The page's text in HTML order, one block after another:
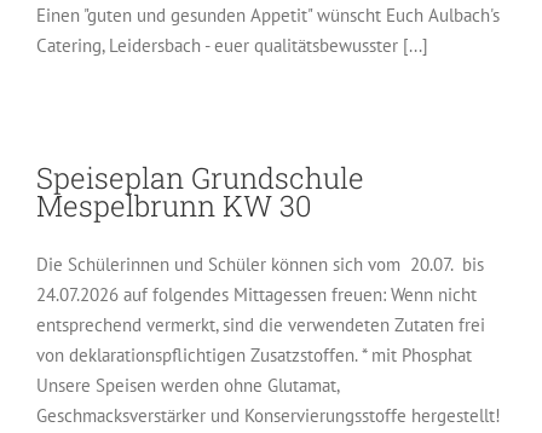
Einen "guten und gesunden Appetit" wünscht Euch Aulbach's
Catering, Leidersbach - euer qualitätsbewusster [...]
Speiseplan Grundschule
Mespelbrunn KW 30
Die Schülerinnen und Schüler können sich vom 20.07. bis
24.07.2026 auf folgendes Mittagessen freuen: Wenn nicht
entsprechend vermerkt, sind die verwendeten Zutaten frei
von deklarationspflichtigen Zusatzstoffen. * mit Phosphat
Unsere Speisen werden ohne Glutamat,
Geschmacksverstärker und Konservierungsstoffe hergestellt!